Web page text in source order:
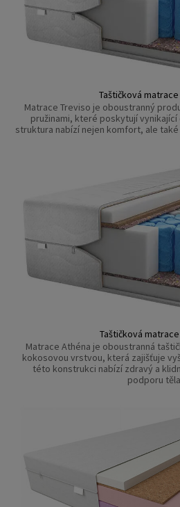
Taštičková
Matrace Treviso je oboustranný
pružinami, které poskytují
struktura nabízí nejen komfort, ale
Taštičková
Matrace Athéna je oboustranná
kokosovou vrstvou, která zajišťuje
této konstrukci nabízí zdravý a
podporu